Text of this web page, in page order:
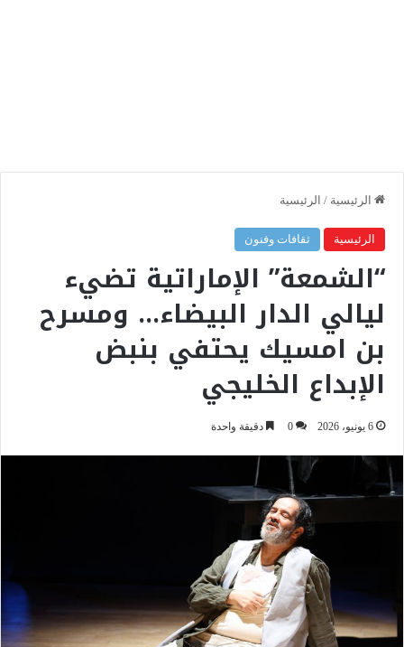
الرئيسية / الرئيسية
الرئيسية ثقافات وفنون
“الشمعة” الإماراتية تضيء
ليالي الدار البيضاء… ومسرح
بن امسيك يحتفي بنبض
الإبداع الخليجي
6 يونيو، 2026 0 دقيقة واحدة